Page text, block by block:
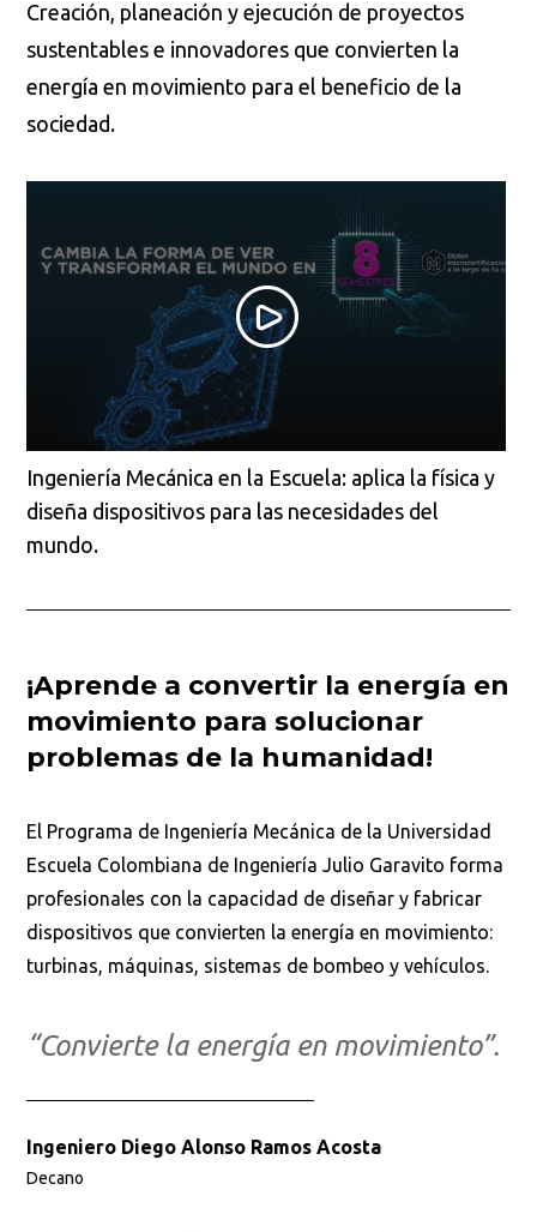
Creación, planeación y ejecución de proyectos
sustentables e innovadores que convierten la
energía en movimiento para el beneficio de la
sociedad.
Ingeniería Mecánica en la Escuela: aplica la física y
diseña dispositivos para las necesidades del
mundo.
¡Aprende a convertir la energía en
movimiento para solucionar
problemas de la humanidad!
El Programa de Ingeniería Mecánica de la Universidad
Escuela Colombiana de Ingeniería Julio Garavito forma
profesionales con la capacidad de diseñar y fabricar
dispositivos que convierten la energía en movimiento:
turbinas, máquinas, sistemas de bombeo y vehículos.
“Convierte la energía en movimiento”.
Ingeniero Diego Alonso Ramos Acosta
Decano